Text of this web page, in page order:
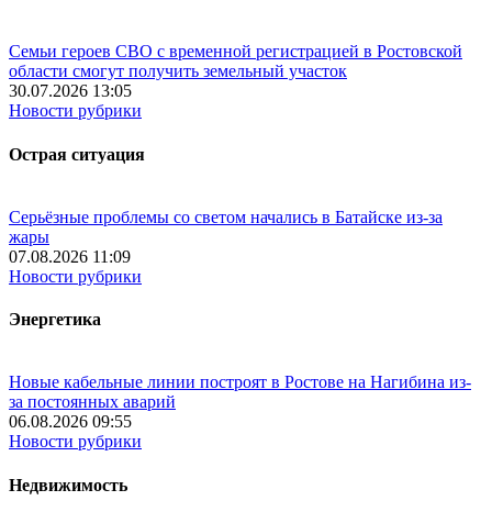
Семьи героев СВО с временной регистрацией в Ростовской
области смогут получить земельный участок
30.07.2026 13:05
Новости рубрики
Острая ситуация
Серьёзные проблемы со светом начались в Батайске из-за
жары
07.08.2026 11:09
Новости рубрики
Энергетика
Новые кабельные линии построят в Ростове на Нагибина из-
за постоянных аварий
06.08.2026 09:55
Новости рубрики
Недвижимость